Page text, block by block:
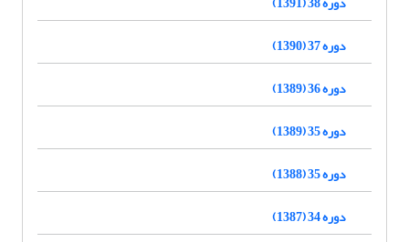
دوره 37 (1390)
دوره 36 (1389)
دوره 35 (1389)
دوره 35 (1388)
دوره 34 (1387)